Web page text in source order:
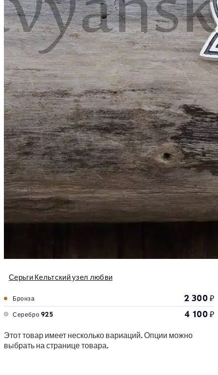
Серьги Кельтский узел любви
Бронза 2 300₽
Серебро 925 4 100₽
Этот товар имеет несколько вариаций. Опции можно
выбрать на странице товара.